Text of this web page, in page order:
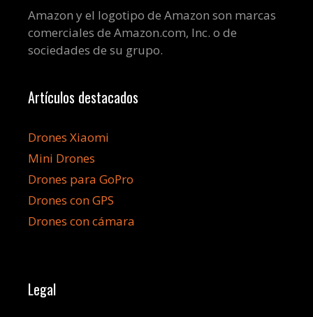
Amazon y el logotipo de Amazon son marcas
comerciales de Amazon.com, Inc. o de
sociedades de su grupo.
Artículos destacados
Drones Xiaomi
Mini Drones
Drones para GoPro
Drones con GPS
Drones con cámara
Legal